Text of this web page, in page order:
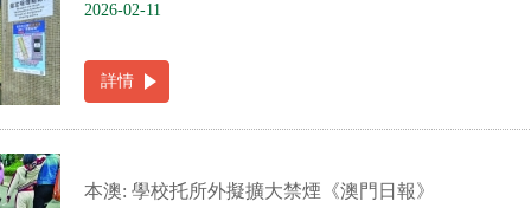
2026-02-11
詳情
本澳: 學校托所外擬擴大禁煙《澳門日報》